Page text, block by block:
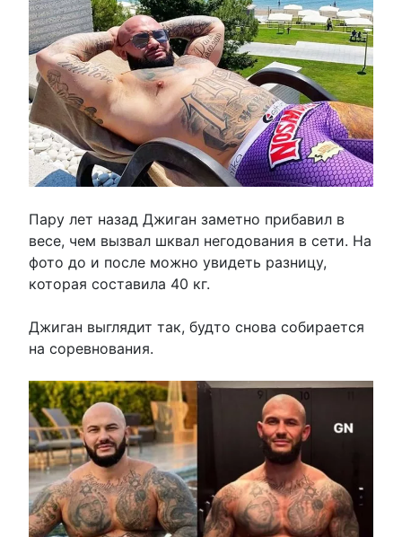
Пару лет назад Джиган заметно прибавил в
весе, чем вызвал шквал негодования в сети. На
фото до и после можно увидеть разницу,
которая составила 40 кг.
Джиган выглядит так, будто снова собирается
на соревнования.